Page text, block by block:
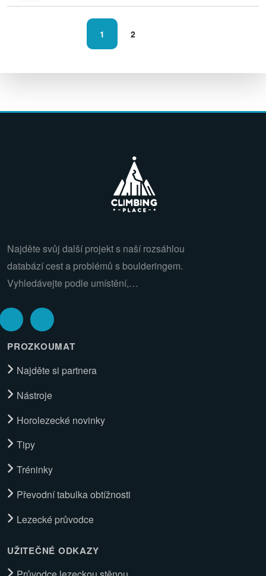
1 2
Najděte svůj další projekt s naší rozsáhlou
databází cest a problémů s boulderingem.
Vyhledávejte podle umístění,…
PROZKOUMAT
Najděte si partnera
Nástroje
Horolezecké novinky
Tipy
Tréninky
Převodní tabulka obtížnosti
Lezecké průvodce
UŽITEČNÉ ODKAZY